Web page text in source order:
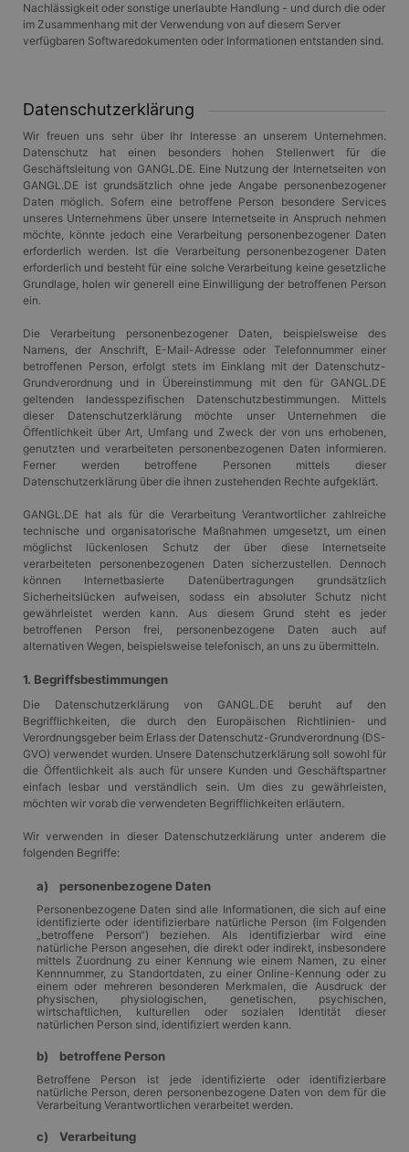
Nachlässigkeit oder sonstige unerlaubte Handlung - und durch die oder
im Zusammenhang mit der Verwendung von auf diesem Server
verfügbaren Softwaredokumenten oder Informationen entstanden sind.
Datenschutzerklärung
Wir freuen uns sehr über Ihr Interesse an unserem Unternehmen.
Datenschutz hat einen besonders hohen Stellenwert für die
Geschäftsleitung von GANGL.DE. Eine Nutzung der Internetseiten von
GANGL.DE ist grundsätzlich ohne jede Angabe personenbezogener
Daten möglich. Sofern eine betroffene Person besondere Services
unseres Unternehmens über unsere Internetseite in Anspruch nehmen
möchte, könnte jedoch eine Verarbeitung personenbezogener Daten
erforderlich werden. Ist die Verarbeitung personenbezogener Daten
erforderlich und besteht für eine solche Verarbeitung keine gesetzliche
Grundlage, holen wir generell eine Einwilligung der betroffenen Person
ein.
Die Verarbeitung personenbezogener Daten, beispielsweise des
Namens, der Anschrift, E-Mail-Adresse oder Telefonnummer einer
betroffenen Person, erfolgt stets im Einklang mit der Datenschutz-
Grundverordnung und in Übereinstimmung mit den für GANGL.DE
geltenden landesspezifischen Datenschutzbestimmungen. Mittels
dieser Datenschutzerklärung möchte unser Unternehmen die
Öffentlichkeit über Art, Umfang und Zweck der von uns erhobenen,
genutzten und verarbeiteten personenbezogenen Daten informieren.
Ferner werden betroffene Personen mittels dieser
Datenschutzerklärung über die ihnen zustehenden Rechte aufgeklärt.
GANGL.DE hat als für die Verarbeitung Verantwortlicher zahlreiche
technische und organisatorische Maßnahmen umgesetzt, um einen
möglichst lückenlosen Schutz der über diese Internetseite
verarbeiteten personenbezogenen Daten sicherzustellen. Dennoch
können Internetbasierte Datenübertragungen grundsätzlich
Sicherheitslücken aufweisen, sodass ein absoluter Schutz nicht
gewährleistet werden kann. Aus diesem Grund steht es jeder
betroffenen Person frei, personenbezogene Daten auch auf
alternativen Wegen, beispielsweise telefonisch, an uns zu übermitteln.
1. Begriffsbestimmungen
Die Datenschutzerklärung von GANGL.DE beruht auf den
Begrifflichkeiten, die durch den Europäischen Richtlinien- und
Verordnungsgeber beim Erlass der Datenschutz-Grundverordnung (DS-
GVO) verwendet wurden. Unsere Datenschutzerklärung soll sowohl für
die Öffentlichkeit als auch für unsere Kunden und Geschäftspartner
einfach lesbar und verständlich sein. Um dies zu gewährleisten,
möchten wir vorab die verwendeten Begrifflichkeiten erläutern.
Wir verwenden in dieser Datenschutzerklärung unter anderem die
folgenden Begriffe:
a) personenbezogene Daten
Personenbezogene Daten sind alle Informationen, die sich auf eine
identifizierte oder identifizierbare natürliche Person (im Folgenden
„betroffene Person“) beziehen. Als identifizierbar wird eine
natürliche Person angesehen, die direkt oder indirekt, insbesondere
mittels Zuordnung zu einer Kennung wie einem Namen, zu einer
Kennnummer, zu Standortdaten, zu einer Online-Kennung oder zu
einem oder mehreren besonderen Merkmalen, die Ausdruck der
physischen, physiologischen, genetischen, psychischen,
wirtschaftlichen, kulturellen oder sozialen Identität dieser
natürlichen Person sind, identifiziert werden kann.
b) betroffene Person
Betroffene Person ist jede identifizierte oder identifizierbare
natürliche Person, deren personenbezogene Daten von dem für die
Verarbeitung Verantwortlichen verarbeitet werden.
c) Verarbeitung